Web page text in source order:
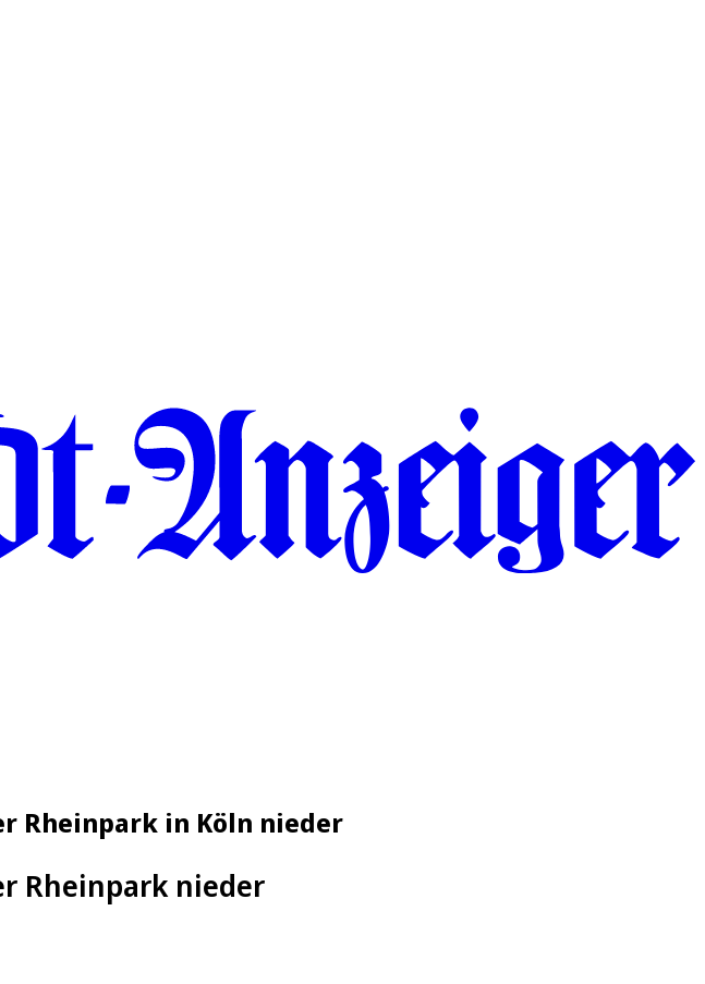
Rheinpark in Köln nieder
Rheinpark nieder